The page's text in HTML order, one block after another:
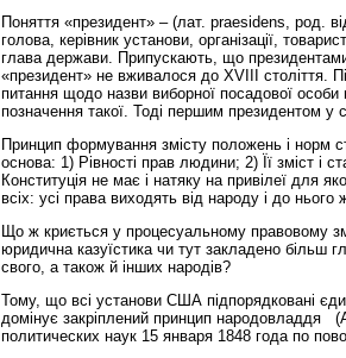
Поняття «президент» – (лат. praesidens, род.
голова, керівник установи, організації,
глава держави. Припускають, що
«президент» не вживалося до XVIII століття.
питання щодо назви виборної посадової
позначення такої. Тоді першим президентом у
Принцип формування змісту положень і норм
основа: 1) Рівності прав людини; 2) Її зміст і
Конституція не має і натяку на привілеї для
всіх: усі права виходять від народу і до нього
Що ж криється у процесуальному правовому
юридична казуїстика чи тут закладено більш
свого, а також й інших народів?
Тому, що всі установи США підпорядковані
домінує закріплений принцип
политических наук 15 января 1848 года по